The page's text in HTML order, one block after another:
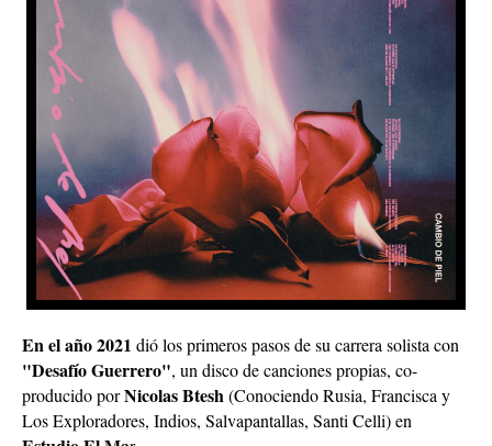
En el año 2021 dió los primeros pasos de su carrera solista con
"Desafío Guerrero", un disco de canciones propias, co-
producido porNicolas Btesh(Conociendo Rusia, Francisca y
Los Exploradores, Indios, Salvapantallas, Santi Celli) en